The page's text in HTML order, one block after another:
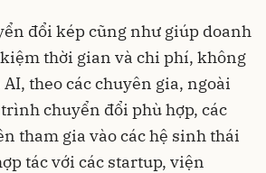
đổi kép cũng như giúp doanh
thời gian và chi phí, không
theo các chuyên gia, ngoài
chuyển đổi phù hợp, các
tham gia vào các hệ sinh thái
tác với các startup, viện